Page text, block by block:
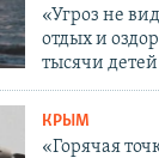
«Угроз не
отдых и
тысячи детей
КРЫМ
«Горячая